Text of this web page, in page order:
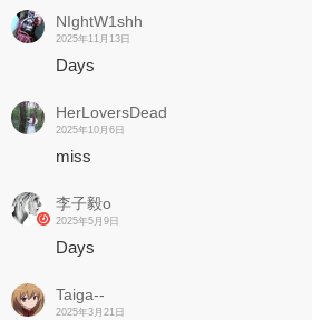
NIghtW1shh
2025年11月13日
Days
HerLoversDead
2025年10月6日
miss
李子毅o
2025年5月9日
Days
Taiga--
2025年3月21日